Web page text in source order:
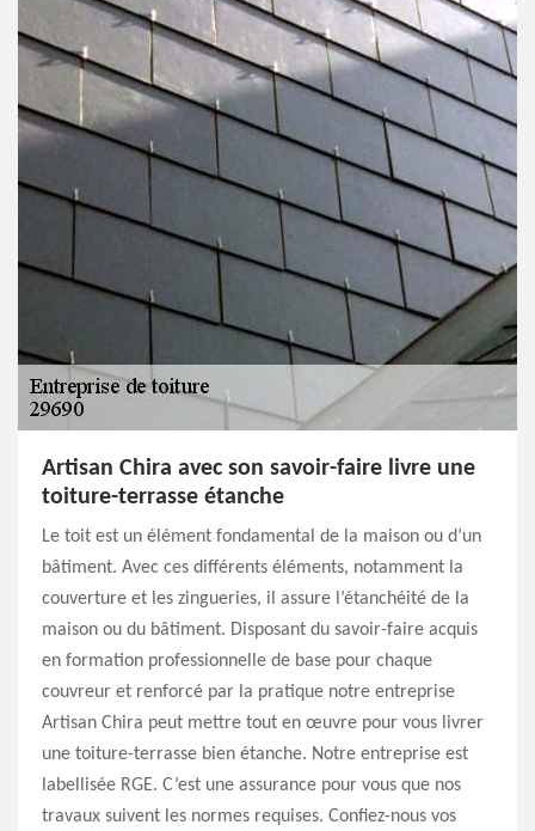
Artisan Chira avec son savoir-faire livre une
toiture-terrasse étanche
Le toit est un élément fondamental de la maison ou d’un
bâtiment. Avec ces différents éléments, notamment la
couverture et les zingueries, il assure l’étanchéité de la
maison ou du bâtiment. Disposant du savoir-faire acquis
en formation professionnelle de base pour chaque
couvreur et renforcé par la pratique notre entreprise
Artisan Chira peut mettre tout en œuvre pour vous livrer
une toiture-terrasse bien étanche. Notre entreprise est
labellisée RGE. C’est une assurance pour vous que nos
travaux suivent les normes requises. Confiez-nous vos